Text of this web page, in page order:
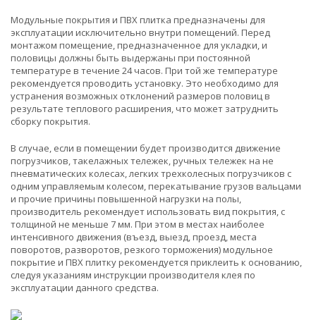
Модульные покрытия и ПВХ плитка предназначены для
эксплуатации исключительно внутри помещений. Перед
монтажом помещение, предназначенное для укладки, и
половицы должны быть выдержаны при постоянной
температуре в течение 24 часов. При той же температуре
рекомендуется проводить установку. Это необходимо для
устранения возможных отклонений размеров половиц в
результате теплового расширения, что может затруднить
сборку покрытия.
В случае, если в помещении будет производится движение
погрузчиков, такелажных тележек, ручных тележек на не
пневматических колесах, легких трехколесных погрузчиков с
одним управляемым колесом, перекатывание грузов вальцами
и прочие причины повышенной нагрузки на полы,
производитель рекомендует использовать вид покрытия, с
толщиной не меньше 7 мм. При этом в местах наиболее
интенсивного движения (въезд, выезд, проезд, места
поворотов, разворотов, резкого торможения) модульное
покрытие и ПВХ плитку рекомендуется приклеить к основанию,
следуя указаниям инструкции производителя клея по
эксплуатации данного средства.